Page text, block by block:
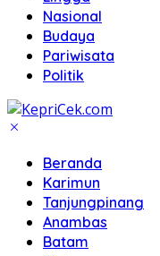
Nasional
Budaya
Pariwisata
Politik
Beranda
Karimun
Tanjungpinang
Anambas
Batam